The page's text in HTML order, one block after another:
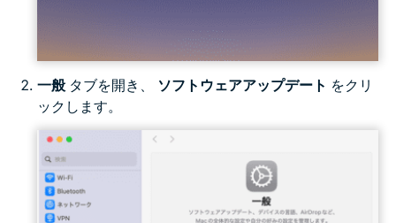
一般 タブを開き、 ソフトウェアアップデート をクリ
ックします。